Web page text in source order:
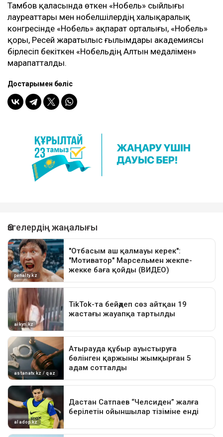
Тамбов қаласында өткен «Нобель» сыйлығы
лауреаттары мен нобелшілердің халықаралық
конгресінде «Нобель» ақпарат орталығы, «Нобель»
қоры, Ресей жаратылыс ғылымдары академиясы
бірлесіп бекіткен «Нобельдің Алтын медалімен»
марапатталды.
Достарыңмен бөліс